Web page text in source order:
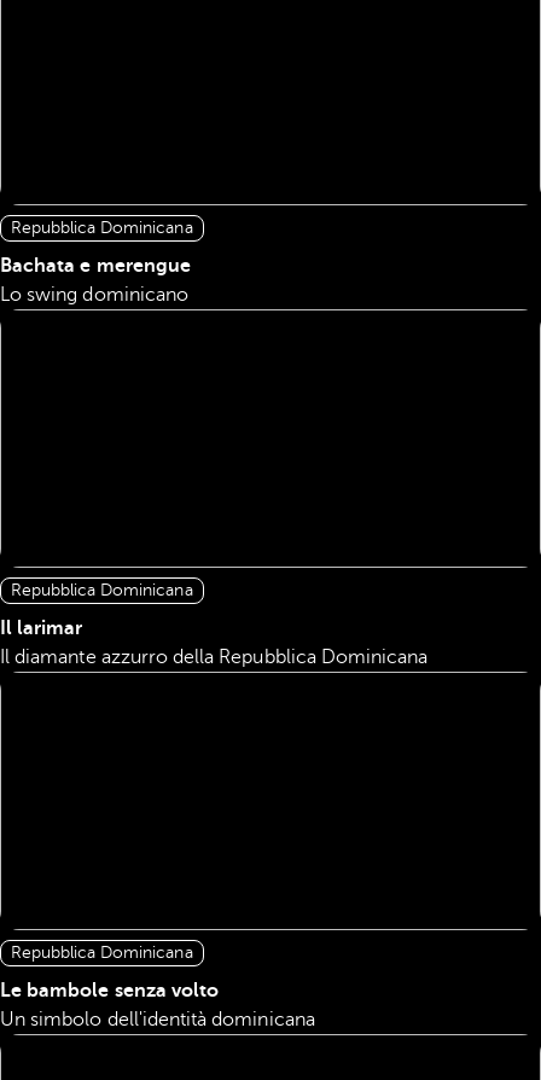
Repubblica Dominicana
Bachata e merengue
Lo swing dominicano
Repubblica Dominicana
Il larimar
Il diamante azzurro della Repubblica Dominicana
Repubblica Dominicana
Le bambole senza volto
Un simbolo dell'identità dominicana